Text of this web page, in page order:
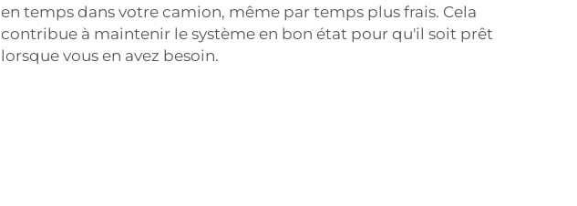
en temps dans votre camion, même par temps plus frais. Cela
contribue à maintenir le système en bon état pour qu'il soit prêt
lorsque vous en avez besoin.